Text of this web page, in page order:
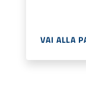
VAI ALLA